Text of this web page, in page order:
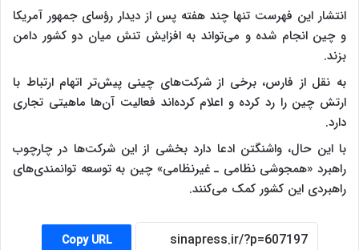
انتشار این فهرست تنها چند هفته پس از دیدار رؤسای جمهور آمریکا
و چین انجام شده و می‌تواند به افزایش تنش میان دو کشور دامن
بزند.
به نقل از فارس، برخی از شرکت‌های چینی پیش‌تر اتهام ارتباط با
ارتش چین را رد کرده و اعلام کرده‌اند فعالیت آن‌ها ماهیتی تجاری
دارد.
با این حال، واشنگتن ادعا دارد بخشی از این شرکت‌ها در چارچوب
راهبرد «همجوشی نظامی ـ غیرنظامی» چین به توسعه توانمندی‌های
راهبردی این کشور کمک می‌کنند.
Copy URL